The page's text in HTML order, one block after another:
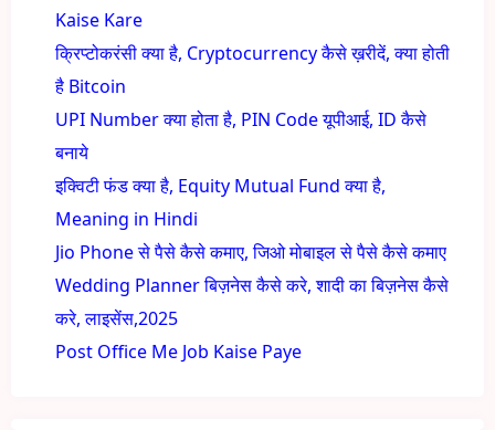
Kaise Kare
क्रिप्टोकरंसी क्या है, Cryptocurrency कैसे ख़रीदें, क्या होती
है Bitcoin
UPI Number क्या होता है, PIN Code यूपीआई, ID कैसे
बनाये
इक्विटी फंड क्या है, Equity Mutual Fund क्या है,
Meaning in Hindi
Jio Phone से पैसे कैसे कमाए, जिओ मोबाइल से पैसे कैसे कमाए
Wedding Planner बिज़नेस कैसे करे, शादी का बिज़नेस कैसे
करे, लाइसेंस,2025
Post Office Me Job Kaise Paye